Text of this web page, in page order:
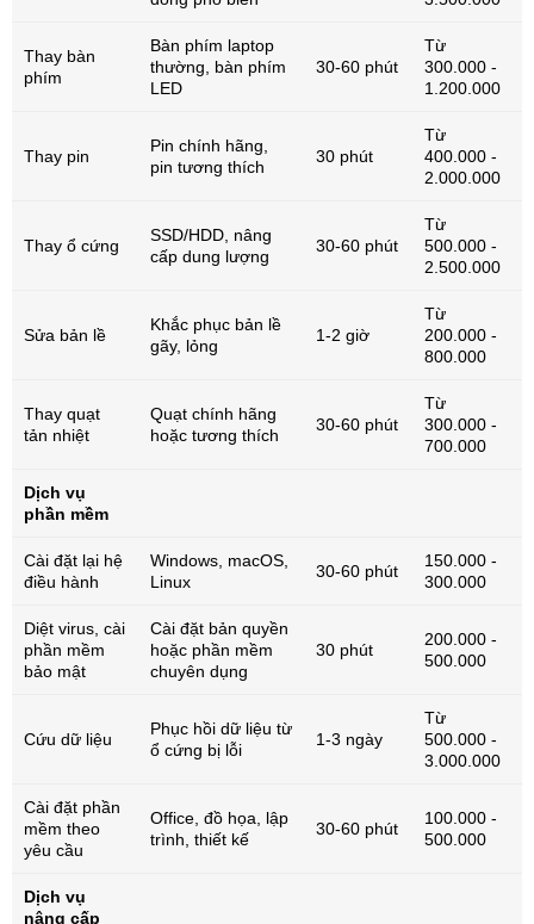
Thay bàn
phím
Bàn phím laptop
thường, bàn phím
LED
30-60 phút
Từ
300.000 -
1.200.000
Thay pin
Pin chính hãng,
pin tương thích
30 phút
Từ
400.000 -
2.000.000
Thay ổ cứng
SSD/HDD, nâng
cấp dung lượng
30-60 phút
Từ
500.000 -
2.500.000
Sửa bản lề
Khắc phục bản lề
gãy, lỏng
1-2 giờ
Từ
200.000 -
800.000
Thay quạt
tản nhiệt
Quạt chính hãng
hoặc tương thích
30-60 phút
Từ
300.000 -
700.000
Dịch vụ
phần mềm
Cài đặt lại hệ
điều hành
Windows, macOS,
Linux
30-60 phút
150.000 -
300.000
Diệt virus, cài
phần mềm
bảo mật
Cài đặt bản quyền
hoặc phần mềm
chuyên dụng
30 phút
200.000 -
500.000
Cứu dữ liệu
Phục hồi dữ liệu từ
ổ cứng bị lỗi
1-3 ngày
Từ
500.000 -
3.000.000
Cài đặt phần
mềm theo
yêu cầu
Office, đồ họa, lập
trình, thiết kế
30-60 phút
100.000 -
500.000
Dịch vụ
nâng cấp